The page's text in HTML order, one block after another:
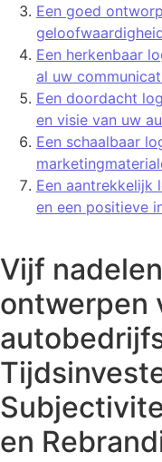
Een goed
Een herkenbaar
al uw
Een doordacht
en visie van uw
Een schaalbaar
Een aantrekkelijk
en een positieve
Vijf
ontwerpen
en